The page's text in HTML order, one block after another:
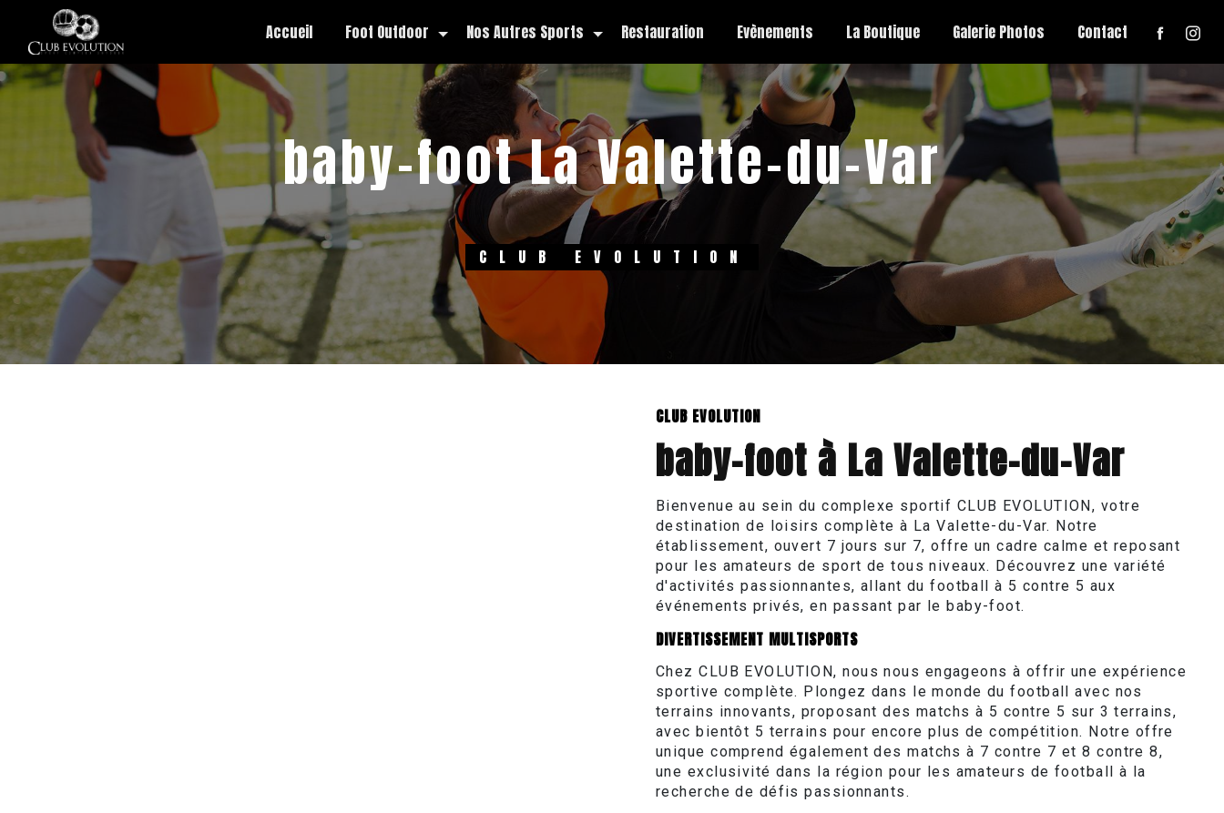
Accueil Foot Outdoor Nos Autres Sports Restauration Evènements La Boutique Galerie Photos Contact
baby-foot La Valette-du-Var
CLUB EVOLUTION
CLUB EVOLUTION
baby-foot à La Valette-du-Var
Bienvenue au sein du complexe sportif CLUB EVOLUTION, votre
destination de loisirs complète à La Valette-du-Var. Notre
établissement, ouvert 7 jours sur 7, offre un cadre calme et reposant
pour les amateurs de sport de tous niveaux. Découvrez une variété
d'activités passionnantes, allant du football à 5 contre 5 aux
événements privés, en passant par le baby-foot.
DIVERTISSEMENT MULTISPORTS
Chez CLUB EVOLUTION, nous nous engageons à offrir une expérience
sportive complète. Plongez dans le monde du football avec nos
terrains innovants, proposant des matchs à 5 contre 5 sur 3 terrains,
avec bientôt 5 terrains pour encore plus de compétition. Notre offre
unique comprend également des matchs à 7 contre 7 et 8 contre 8,
une exclusivité dans la région pour les amateurs de football à la
recherche de défis passionnants.
Panneau de gestion des cookies